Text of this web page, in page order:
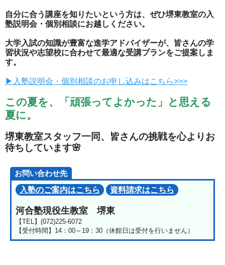
自分に合う講座を知りたいという方は、ぜひ堺東教室の入
塾説明会・個別相談にお越しください。
大学入試の知識が豊富な進学アドバイザーが、皆さんの学
習状況や志望校に合わせて最適な受講プランをご提案しま
す。
▶入塾説明会・個別相談のお申し込みはこちら>>>
この夏を、「頑張ってよかった」と思える
夏に。
堺東教室スタッフ一同、皆さんの挑戦を心よりお
待ちしています🌸
お問い合わせ先
入塾のご案内はこちら
資料請求はこちら
河合塾現役生教室 堺東
【TEL】(072)225-6072
【受付時間】14：00～19：30（休館日は受付を行いません）